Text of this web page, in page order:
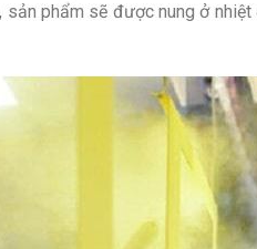
phẩm sẽ được nung ở